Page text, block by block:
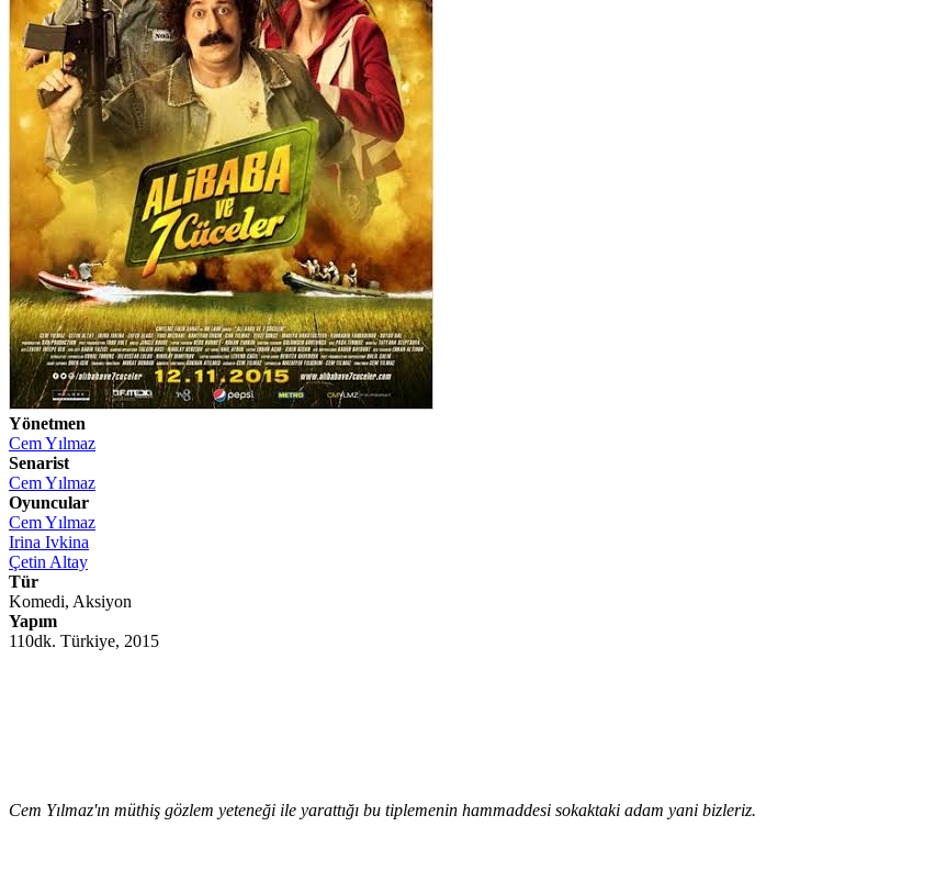
Yönetmen
Cem Yılmaz
Senarist
Cem Yılmaz
Oyuncular
Cem Yılmaz
Irina Ivkina
Çetin Altay
Tür
Komedi, Aksiyon
Yapım
110dk. Türkiye, 2015
Cem Yılmaz'ın müthiş gözlem yeteneği ile yarattığı bu tiplemenin hammaddesi sokaktaki adam yani bizleriz.